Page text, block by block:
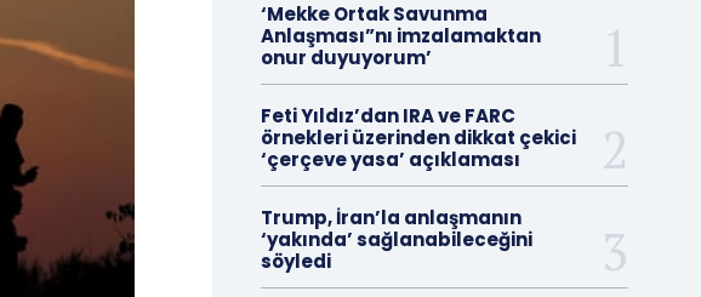
‘Mekke Ortak Savunma
Anlaşması”nı imzalamaktan
onur duyuyorum’
Feti Yıldız’dan IRA ve FARC
örnekleri üzerinden dikkat çekici
‘çerçeve yasa’ açıklaması
Trump, İran’la anlaşmanın
‘yakında’ sağlanabileceğini
söyledi